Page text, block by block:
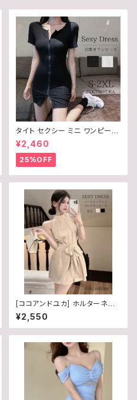
タイト セクシー ミニ ワンピース
胸元 ジップ 半袖 レディース 前
開き / COCO&YUKA / 黒 / 白
/ ブラック / ホワイト / S / M / L
/ B09679Z598
¥2,460
25%OFF
[ココアンドユカ] ホルターネッ
ク Aライン チュニック ミニ ワン
ピース トップス 肩出し セクシー
ミニワンピ ノ－スリーブ リボン
¥2,550